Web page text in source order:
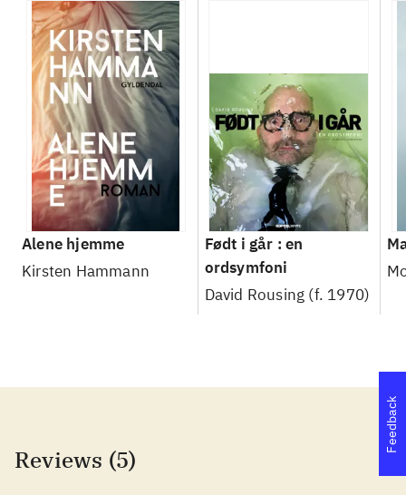
Alene hjemme
Kirsten Hammann
Født i går : en
ordsymfoni
David Rousing (f. 1970)
Reviews (5)
Feedback